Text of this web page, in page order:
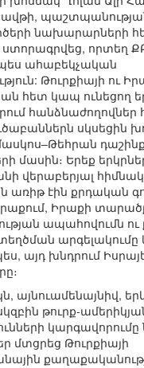
նախարարների
որտեղ
ահաբեկչական
Թուրքիայի ու
հետ կապ ունեցող
հանձնաժողովներ
սկսեցին
մասին։ Երեք
վերաբերյալ
առիթ էին քրդական
Իրաքի
ապահովումն
արգելակումը
այդ խնդրում
այնուամենայնիվ,
թուրք-
կարգավորումը
մտցրեց Թուրքիայի